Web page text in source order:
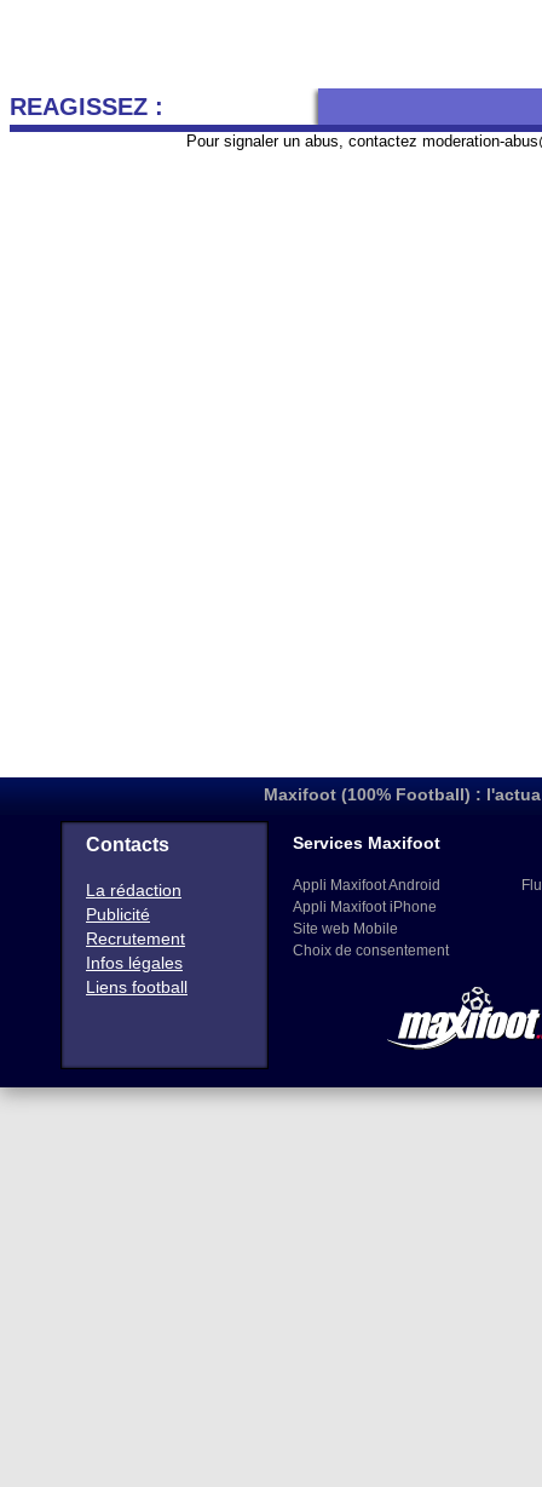
REAGISSEZ :
Pour signaler un abus, contactez moderation-
Maxifoot (100% Football) :
Contacts
La rédaction
Publicité
Recrutement
Infos légales
Liens football
Services Maxifoot
Appli Maxifoot Android
Appli Maxifoot iPhone
Site web Mobile
Choix de consentement